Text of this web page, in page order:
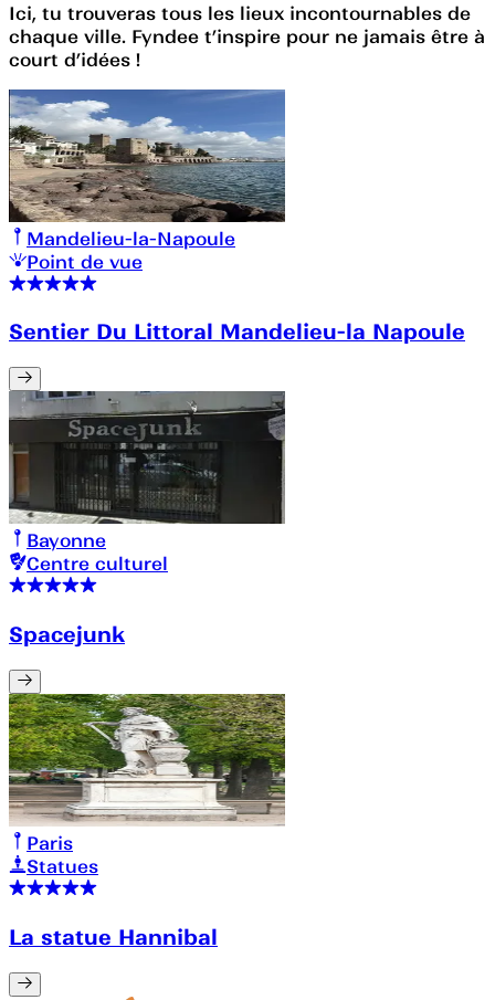
Ici, tu trouveras tous les lieux incontournables de
chaque ville. Fyndee t’inspire pour ne jamais être à
court d’idées !
Mandelieu-la-Napoule
Point de vue
Sentier Du Littoral Mandelieu-la Napoule
Bayonne
Centre culturel
Spacejunk
Paris
Statues
La statue Hannibal